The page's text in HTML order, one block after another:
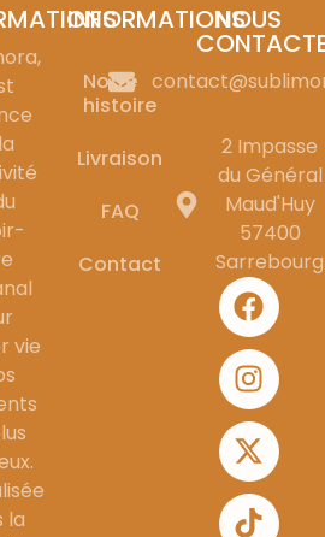
vie
la
INFORMATIONS
Notre
histoire
Livraison
FAQ
Contact
NOUS
2 Impasse
du Général
Maud'Huy
57400
Sarrebourg